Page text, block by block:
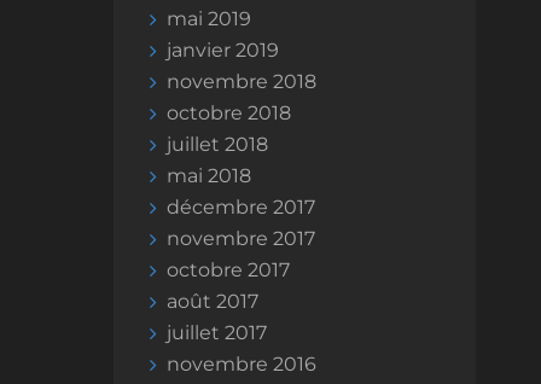
mai 2019
janvier 2019
novembre 2018
octobre 2018
juillet 2018
mai 2018
décembre 2017
novembre 2017
octobre 2017
août 2017
juillet 2017
novembre 2016